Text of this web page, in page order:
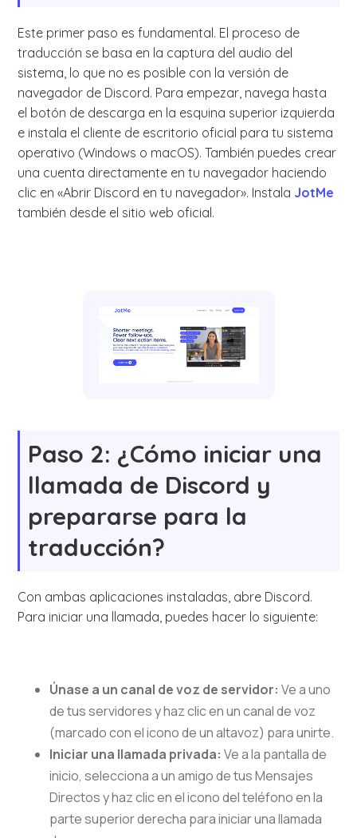
Este primer paso es fundamental. El proceso de
traducción se basa en la captura del audio del
sistema, lo que no es posible con la versión de
navegador de Discord. Para empezar, navega hasta
el botón de descarga en la esquina superior izquierda
e instala el cliente de escritorio oficial para tu sistema
operativo (Windows o macOS). También puedes crear
una cuenta directamente en tu navegador haciendo
clic en «Abrir Discord en tu navegador». Instala JotMe
también desde el sitio web oficial.
Paso 2: ¿Cómo iniciar una
llamada de Discord y
prepararse para la
traducción?
Con ambas aplicaciones instaladas, abre Discord.
Para iniciar una llamada, puedes hacer lo siguiente:
Únase a un canal de voz de servidor: Ve a uno
de tus servidores y haz clic en un canal de voz
(marcado con el icono de un altavoz) para unirte.
Iniciar una llamada privada: Ve a la pantalla de
inicio, selecciona a un amigo de tus Mensajes
Directos y haz clic en el icono del teléfono en la
parte superior derecha para iniciar una llamada